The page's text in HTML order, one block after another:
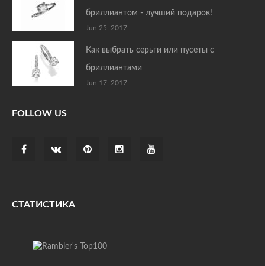
бриллиантом - лучший подарок!
Jun 25, 2017
Как выбрать серьги или пусеты с
бриллиантами
Jun 17, 2017
FOLLOW US
СТАТИСТИКА